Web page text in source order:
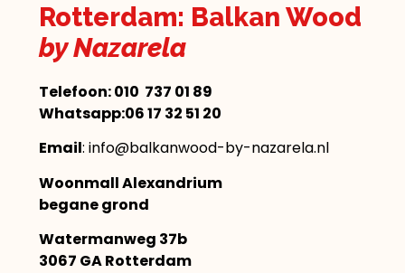
Rotterdam: Balkan Wood
by Nazarela
Telefoon:010 737 01 89
Whatsapp:06 17 32 51 20
Email: info@balkanwood-by-nazarela.nl
Woonmall Alexandrium
begane grond
Watermanweg 37b
3067 GA Rotterdam